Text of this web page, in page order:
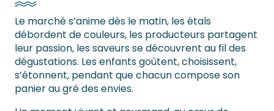
Le marché s’anime dès le matin, les étals
débordent de couleurs, les producteurs partagent
leur passion, les saveurs se découvrent au fil des
dégustations. Les enfants goûtent, choisissent,
s’étonnent, pendant que chacun compose son
panier au gré des envies.